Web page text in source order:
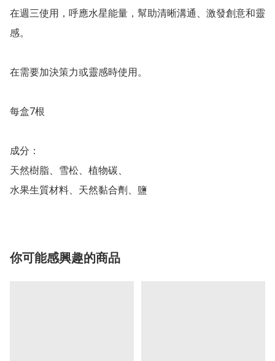
在週三使用，呼應水星能量，幫助清晰溝通、激發創意和靈
感。
在需要加決策力或靈感時使用。
每盒7根
成分：
天然樹脂、雪松、植物碳、
水果生質材料、天然黏合劑、鹽
你可能感興趣的商品